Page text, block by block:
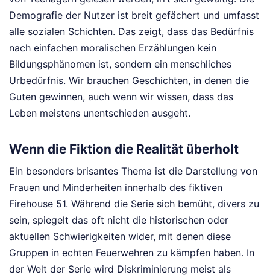
Demografie der Nutzer ist breit gefächert und umfasst
alle sozialen Schichten. Das zeigt, dass das Bedürfnis
nach einfachen moralischen Erzählungen kein
Bildungsphänomen ist, sondern ein menschliches
Urbedürfnis. Wir brauchen Geschichten, in denen die
Guten gewinnen, auch wenn wir wissen, dass das
Leben meistens unentschieden ausgeht.
Wenn die Fiktion die Realität überholt
Ein besonders brisantes Thema ist die Darstellung von
Frauen und Minderheiten innerhalb des fiktiven
Firehouse 51. Während die Serie sich bemüht, divers zu
sein, spiegelt das oft nicht die historischen oder
aktuellen Schwierigkeiten wider, mit denen diese
Gruppen in echten Feuerwehren zu kämpfen haben. In
der Welt der Serie wird Diskriminierung meist als